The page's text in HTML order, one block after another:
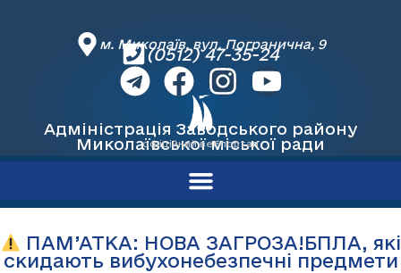
м. Миколаїв, вул. Погранична, 9
(0512) 47-35-24
Адміністрація Заводського району
Миколаївської міської ради
офіційний вебпортал
ПАМ’АТКА: НОВА ЗАГРОЗА!БПЛА, які
скидають вибухонебезпечні предмети